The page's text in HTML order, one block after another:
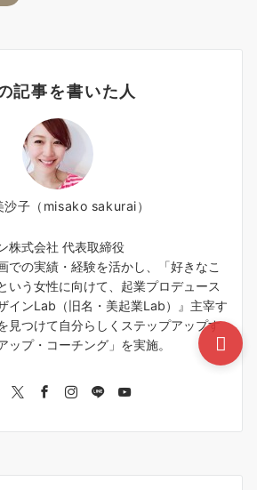
記事を書いた人
沙子（misako sakurai）
株式会社 代表取締役
での実績・経験を活かし、「好きなこ
いう女性に向けて、起業プロデュース
インLab（旧名・美起業Lab）』主宰す
見つけて自分らしくステップアップす
ップ・コーチング」を実施。